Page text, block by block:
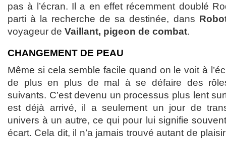
pas à l’écran. Il a en effet récemment doublé
parti à la recherche de sa destinée, dans
voyageur de Vaillant, pigeon de combat.
CHANGEMENT DE PEAU
Même si cela semble facile quand on le voit à
de plus en plus de mal à se défaire des
suivants. C’est devenu un processus plus lent
est déjà arrivé, il a seulement un jour de
univers à un autre, ce qui pour lui signifie
écart. Cela dit, il n’a jamais trouvé autant de